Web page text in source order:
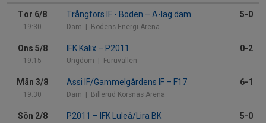
Tor 6/8
19:30
Trångfors IF - Boden – A-lag dam
Dam | Bodens Energi Arena
5-0
Ons 5/8
19:15
IFK Kalix – P2011
Ungdom | Furuvallen
0-2
Mån 3/8
19:30
Assi IF/Gammelgårdens IF – F17
Dam | Billerud Korsnäs Arena
6-1
Sön 2/8 P2011 – IFK Luleå/Lira BK 5-0